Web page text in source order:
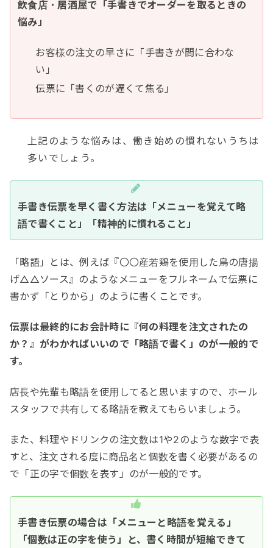
飲食店・居酒屋で「手書きでオーダーを取るときの
悩み」
お客様の注文の早さに「手書きが間に合わな
い」
伝票に「書くのが遅くて焦る」
上記のような悩みは、働き始めの慣れないうちは
多いでしょう。
手書き伝票を早く書く方法は「メニューを覚えて略
語で書くこと」「精神的に慣れること」
「略語」とは、例えば『〇〇産若鶏を使用した鳥の唐揚
げ△△ソース』のようなメニューをフルネームで伝票に
書かず「とりから」のように書くことです。
伝票は最終的にお会計時に『何の料理を注文されたの
か？』がわかればいいので「略語で書く」のが一般的で
す。
店長や先輩も略語を使用してると思いますので、ホール
スタッフで共有してる略語を教えてもらいましょう。
また、料理やドリンクの注文数は1や2のような数字で表
すと、注文される度に商品名と個数を書く必要があるの
で「正の字で個数を表す」のが一般的です。
手書き伝票の場合は「メニューと略語を覚える」
「個数は正の字を使う」と、書く時間が短縮できて